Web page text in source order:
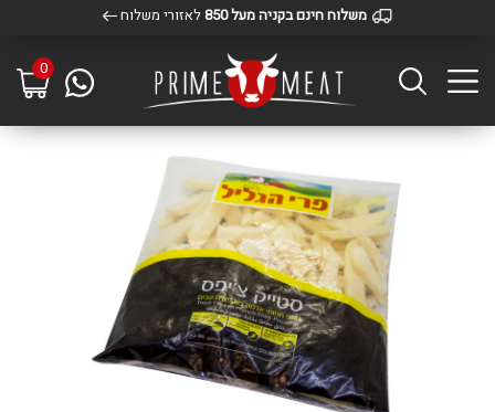
משלוח חינם בקניה מעל 850 לאזורי משלוח
0